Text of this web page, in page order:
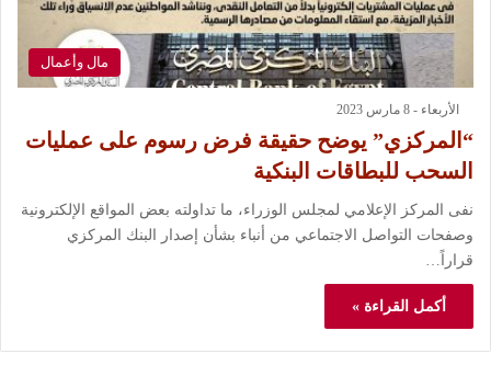
مال وأعمال
الأربعاء - 8 مارس 2023
“المركزي” يوضح حقيقة فرض رسوم على عمليات
السحب للبطاقات البنكية
نفى المركز الإعلامي لمجلس الوزراء، ما تداولته بعض المواقع الإلكترونية
وصفحات التواصل الاجتماعي من أنباء بشأن إصدار البنك المركزي
قراراً…
أكمل القراءة »